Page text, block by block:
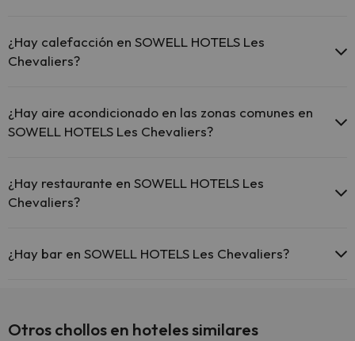
¿Hay calefacción en SOWELL HOTELS Les
Chevaliers?
comunes.
¿Hay aire acondicionado en las zonas comunes en
SOWELL HOTELS Les Chevaliers?
zonas comunes.
¿Hay restaurante en SOWELL HOTELS Les
Chevaliers?
¿Hay bar en SOWELL HOTELS Les Chevaliers?
Otros chollos en hoteles similares